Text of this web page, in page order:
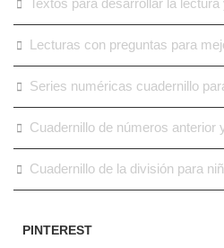
Textos para desarrollar la
Lecturas con preguntas para
Series numéricas cuadernillo
Cuadernillo de números anterior
Cuadernillo de la división para
PINTEREST